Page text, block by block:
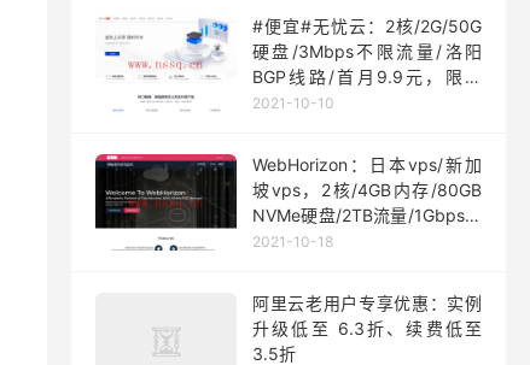
#便宜#无忧云：2核/2G/50G
硬盘/3Mbps不限流量/洛阳
BGP线路/首月9.9元，限量
200台
2021-10-10
WebHorizon：日本vps/新加
坡vps，2核/4GB内存/80GB
NVMe硬盘/2TB流量/1Gbps端
口，$5/月起
2021-10-18
阿里云老用户专享优惠：实例
升级低至 6.3折、续费低至
3.5折